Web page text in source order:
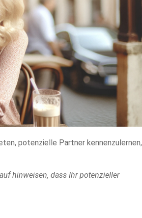
potenzielle Partner kennenzulernen,
hinweisen, dass Ihr potenzieller